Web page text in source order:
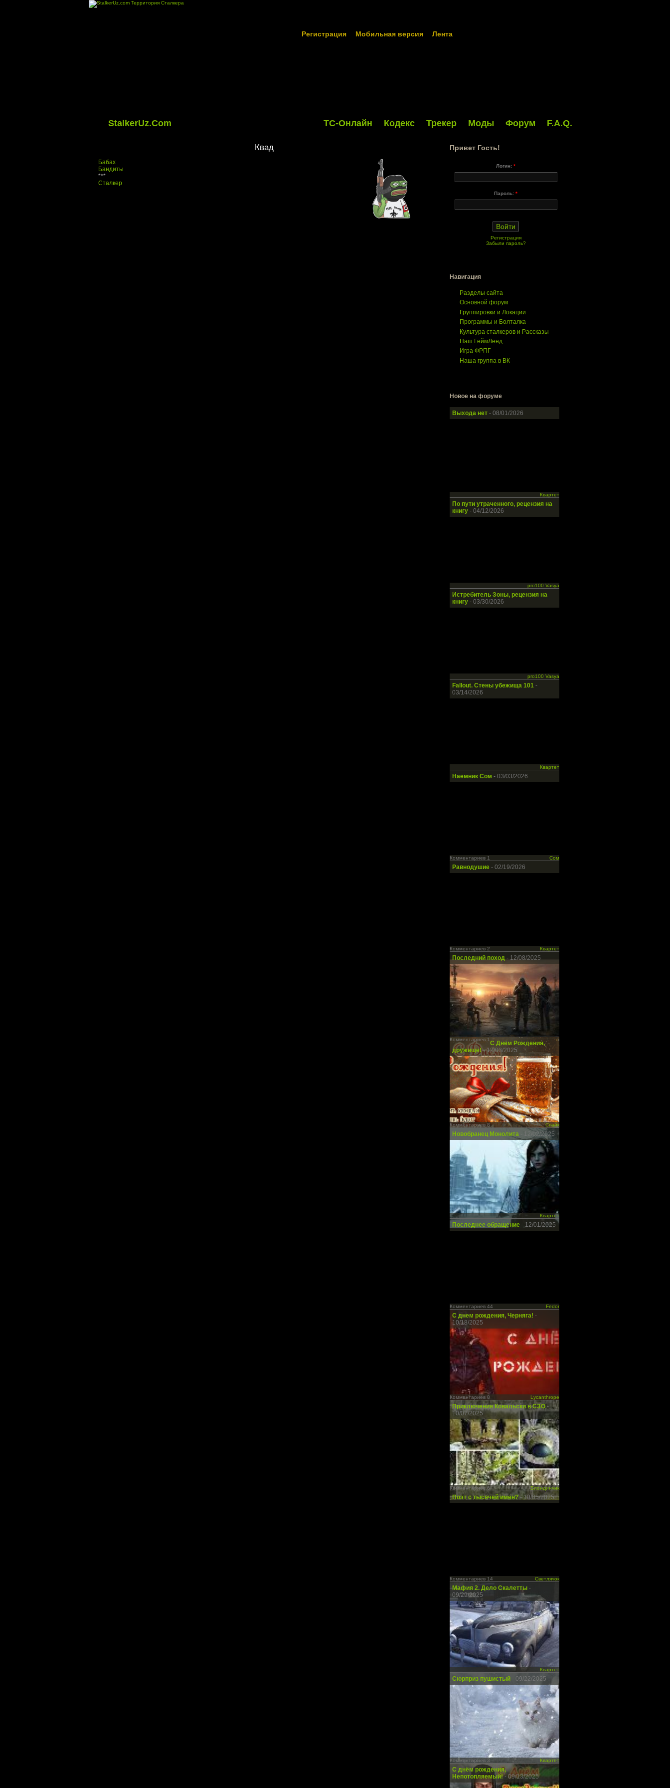
Регистрация Мобильная версия Лента
StalkerUz.Com ТС-Онлайн Кодекс Трекер Моды Форум F.A.Q.
Квад
Бабах
Бандиты
***
Сталкер
Привет Гость!
Логин: *
Пароль: *
Регистрация
Забыли пароль?
Навигация
Разделы сайта
Основной форум
Группировки и Локации
Программы и Болталка
Культура сталкеров и Рассказы
Наш ГеймЛенд
Игра ФРПГ
Наша группа в ВК
Новое на форуме
Выхода нет - 08/01/2026
Квартет
По пути утраченного, рецензия на
книгу - 04/12/2026
pro100 Vasya
Истребитель Зоны, рецензия на
книгу - 03/30/2026
pro100 Vasya
Fallout. Стены убежища 101 -
03/14/2026
Квартет
Наёмник Сом - 03/03/2026
Комментариев 1 Сом
Равнодушие - 02/19/2026
Комментариев 2 Квартет
Последний поход- 12/08/2025
Комментариев 1
С Днём Рождения,
дружище!- 12/03/2025
Комментариев 8 Спайк
Новобранец Монолита - 12/02/2025
Квартет
Последнее обращение - 12/01/2025
Комментариев 44 Fedor
С днем рождения, Черняга! -
10/18/2025
Комментариев 8 Lycanthrope
Приключения Ковальски в СЗО-
10/07/2025
Комментариев 6 Блондинчик
Поэт с тысячей имен? - 10/05/2025
Комментариев 14 Светлячок
Мафия 2. Дело Скалетты -
09/29/2025
Квартет
Сюрприз пушистый - 09/22/2025
Комментариев 3 Квартет
С днём рождения,
Непотопляемый!- 09/13/2025